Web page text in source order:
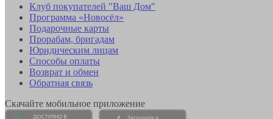
Клуб покупателей "Ваш Дом"
Программа «Новосёл»
Подарочные карты
Прорабам, бригадам
Юридическим лицам
Способы оплаты
Возврат и обмен
Обратная связь
Скачайте мобильное приложение